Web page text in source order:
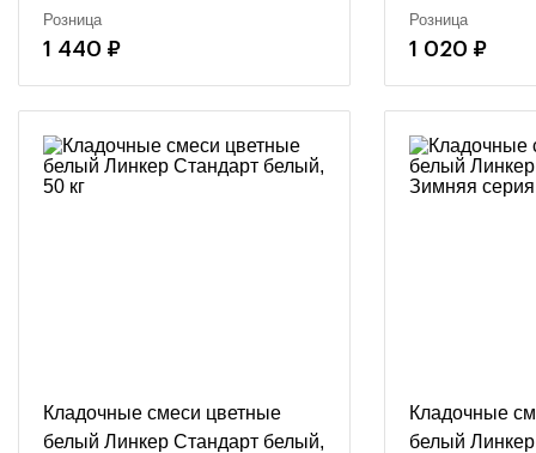
Зимняя серия бежевый, 50 кг
Розница
1 440 ₽
50 кг
Розница
1 020 ₽
Кладочные смеси цветные
белый Линкер Стандарт белый,
Кладочные
белый